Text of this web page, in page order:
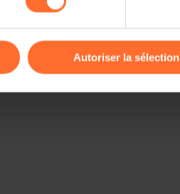
Autoriser la sélection